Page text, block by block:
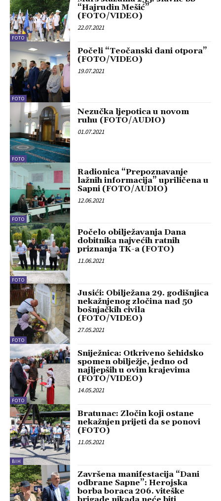
FOTO
“Hajrudin Mešić”
(FOTO/VIDEO)
22.07.2021
FOTO
Počeli “Teočanski dani otpora”
(FOTO/VIDEO)
19.07.2021
FOTO
Nezučka ljepotica u novom
ruhu (FOTO/AUDIO)
01.07.2021
FOTO
Radionica “Prepoznavanje
lažnih informacija” upriličena u
Sapni (FOTO/AUDIO)
12.06.2021
FOTO
Počelo obilježavanja Dana
dobitnika najvećih ratnih
priznanja TK-a (FOTO)
11.06.2021
FOTO
Jusići: Obilježana 29. godišnjica
nekažnjenog zločina nad 50
bošnjačkih civila
(FOTO/VIDEO)
27.05.2021
FOTO
Sniježnica: Otkriveno šehidsko
spomen obilježje, jedno od
najljepših u ovim krajevima
(FOTO/VIDEO)
14.05.2021
BIH
Bratunac: Zločin koji ostane
nekažnjen prijeti da se ponovi
(FOTO)
11.05.2021
Završena manifestacija “Dani
odbrane Sapne”: Herojska
borba boraca 206. viteške